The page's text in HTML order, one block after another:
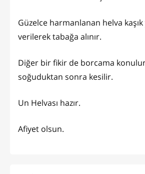
Güzelce harmanlanan helva kaşık
verilerek tabağa alınır.
Diğer bir fikir de borcama
soğuduktan sonra kesilir.
Un Helvası hazır.
Afiyet olsun.